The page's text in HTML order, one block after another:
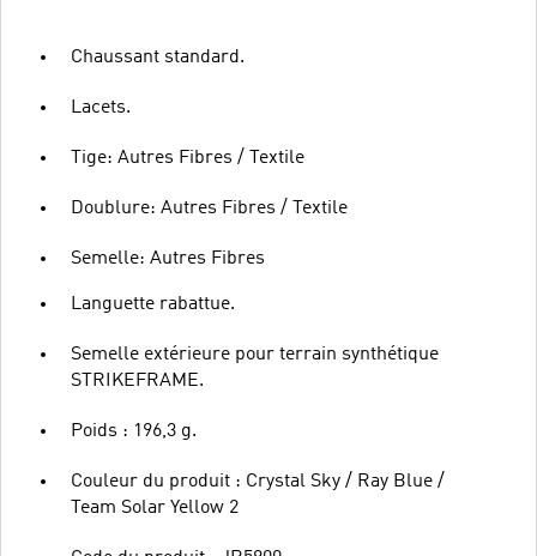
Chaussant standard.
Lacets.
Tige: Autres Fibres / Textile
Doublure: Autres Fibres / Textile
Semelle: Autres Fibres
Languette rabattue.
Semelle extérieure pour terrain synthétique
STRIKEFRAME.
Poids : 196,3 g.
Couleur du produit : Crystal Sky / Ray Blue /
Team Solar Yellow 2